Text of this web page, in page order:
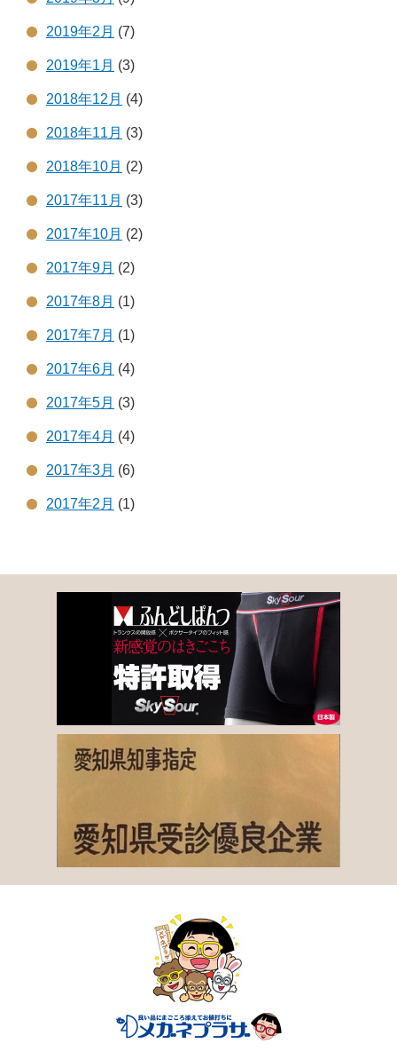
2019年2月 (7)
2019年1月 (3)
2018年12月 (4)
2018年11月 (3)
2018年10月 (2)
2017年11月 (3)
2017年10月 (2)
2017年9月 (2)
2017年8月 (1)
2017年7月 (1)
2017年6月 (4)
2017年5月 (3)
2017年4月 (4)
2017年3月 (6)
2017年2月 (1)